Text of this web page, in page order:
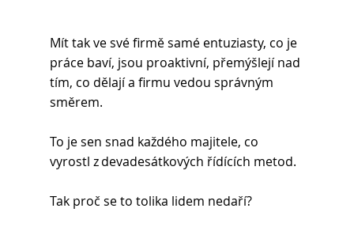
Mít tak ve své firmě samé entuziasty, co je
práce baví, jsou proaktivní, přemýšlejí nad
tím, co dělají a firmu vedou správným
směrem.
To je sen snad každého majitele, co
vyrostl z devadesátkových řídících metod.
Tak proč se to tolika lidem nedaří?